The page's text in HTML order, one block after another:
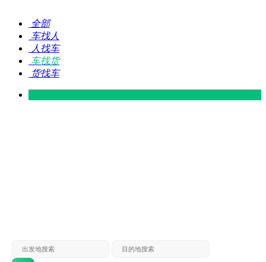
全部
车找人
人找车
车找货
货找车